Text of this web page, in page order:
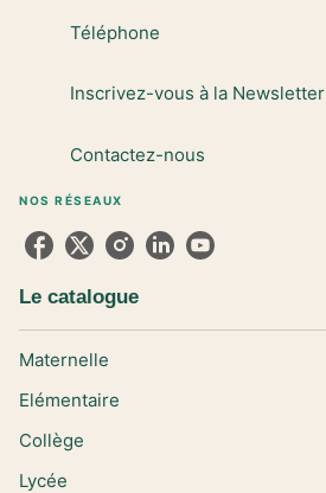
Téléphone
Inscrivez-vous à la Newsletter
Contactez-nous
NOS RÉSEAUX
Le catalogue
Maternelle
Elémentaire
Collège
Lycée